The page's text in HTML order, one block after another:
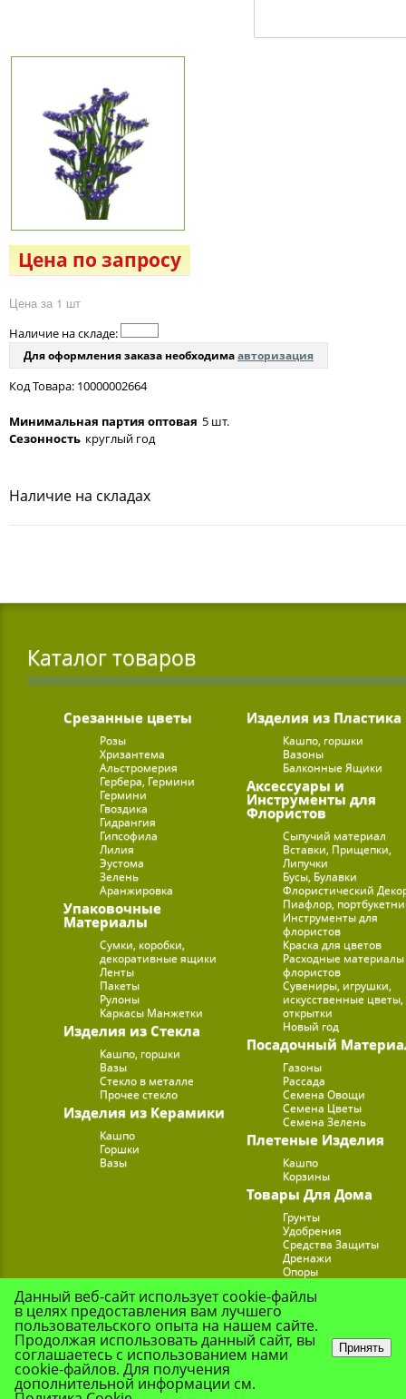
Цена по запросу
Цена за 1 шт
Наличие на складе:
Для оформления заказа необходимаавторизация
Код Товара: 10000002664
Минимальная партия оптовая 5 шт.
Сезонность круглый год
Наличие на складах
Каталог товаров
Срезанные цветы
Розы
Хризантема
Альстромерия
Гербера, Гермини
Гермини
Гвоздика
Гидрангия
Гипсофила
Лилия
Эустома
Зелень
Аранжировка
Упаковочные
Материалы
Сумки, коробки,
декоративные ящики
Ленты
Пакеты
Рулоны
Каркасы Манжетки
Изделия из Стекла
Кашпо, горшки
Вазы
Стекло в металле
Прочее стекло
Изделия из Керамики
Кашпо
Горшки
Вазы
Изделия из Пластика
Кашпо, горшки
Вазоны
Балконные Ящики
Аксессуары и
Инструменты для
Флористов
Сыпучий материал
Вставки, Прищепки,
Липучки
Бусы, Булавки
Флористический
Пиафлор,
Инструменты для
флористов
Краска для цветов
Расходные
флористов
Сувениры, игрушки,
искусственные цветы,
открытки
Новый год
Посадочный
Газоны
Рассада
Семена Овощи
Семена Цветы
Семена Зелень
Плетеные Изделия
Кашпо
Корзины
Товары Для Дома
Грунты
Удобрения
Средства Защиты
Дренажи
Опоры
Подставки для Цветов
Данный веб-сайт использует cookie-файлы
в целях предоставления вам лучшего
пользовательского опыта на нашем сайте.
Продолжая использовать данный сайт, вы
соглашаетесь с использованием нами
cookie-файлов. Для получения
дополнительной информации см.
Принять